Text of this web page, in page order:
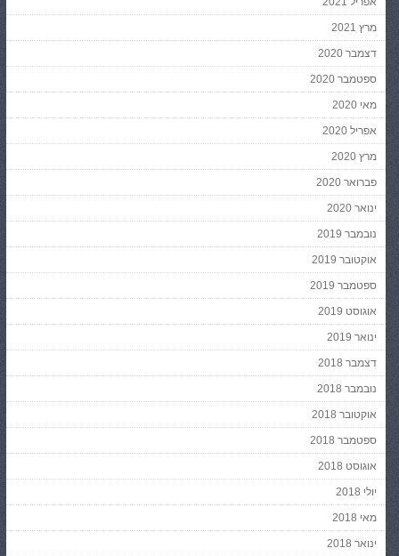
מרץ 2021
דצמבר 2020
ספטמבר 2020
מאי 2020
אפריל 2020
מרץ 2020
פברואר 2020
ינואר 2020
נובמבר 2019
אוקטובר 2019
ספטמבר 2019
אוגוסט 2019
ינואר 2019
דצמבר 2018
נובמבר 2018
אוקטובר 2018
ספטמבר 2018
אוגוסט 2018
יולי 2018
מאי 2018
ינואר 2018